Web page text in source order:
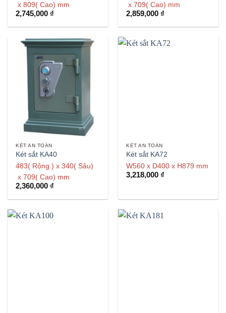
x 809( Cao) mm
2,745,000 ₫
x 709( Cao) mm
2,859,000 ₫
KÉT AN TOÀN
Két sắt KA40
483( Rộng ) x 340( Sâu)
x 709( Cao) mm
2,360,000 ₫
KÉT AN TOÀN
Két sắt KA72
W560 x D400 x H879 mm
3,218,000 ₫